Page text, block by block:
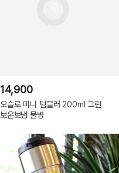
14,900
오슬로 미니 텀블러 200ml 그린
보온보냉 물병